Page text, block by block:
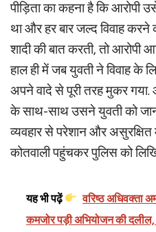
पीड़िता का कहना है कि आरोपी
था और हर बार जल्द विवाह करने
शादी की बात करती, तो आरोपी
हाल ही में जब युवती ने विवाह के
अपने वादे से पूरी तरह मुकर
के साथ-साथ उसने युवती को
व्यवहार से परेशान और
कोतवाली पहुंचकर पुलिस को
यह भी पढ़ें
वरिष्ठ अधिवक्ता
कमजोर पड़ी अभियोजन की दलील,